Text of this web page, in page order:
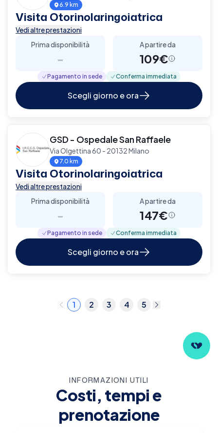
6.9 km
Visita Otorinolaringoiatrica
Vedi altre prestazioni
Prima disponibilità
-
A partire da
109€
Pagamento in sede Conferma immediata
Scegli giorno e ora
GSD - Ospedale San Raffaele
Via Olgettina 60 - 20132 Milano
7.0 km
Visita Otorinolaringoiatrica
Vedi altre prestazioni
Prima disponibilità
-
A partire da
147€
Pagamento in sede Conferma immediata
Scegli giorno e ora
1 2 3 4 5
INFORMAZIONI UTILI
Costi, tempi e
prenotazione